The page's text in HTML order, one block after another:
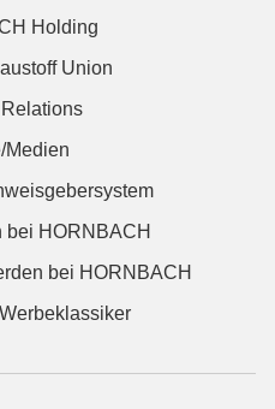
Holding
Union
Relations
Medien
bei HORNBACH
bei HORNBACH